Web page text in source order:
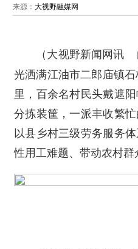
来源： 大视野融媒网
（大视野新闻网讯
光洒满江油市二郎庙镇
里，百余名村民头戴遮
分拣装筐，一派丰收繁
以县乡村三级劳务服务
性用工难题、带动农村群